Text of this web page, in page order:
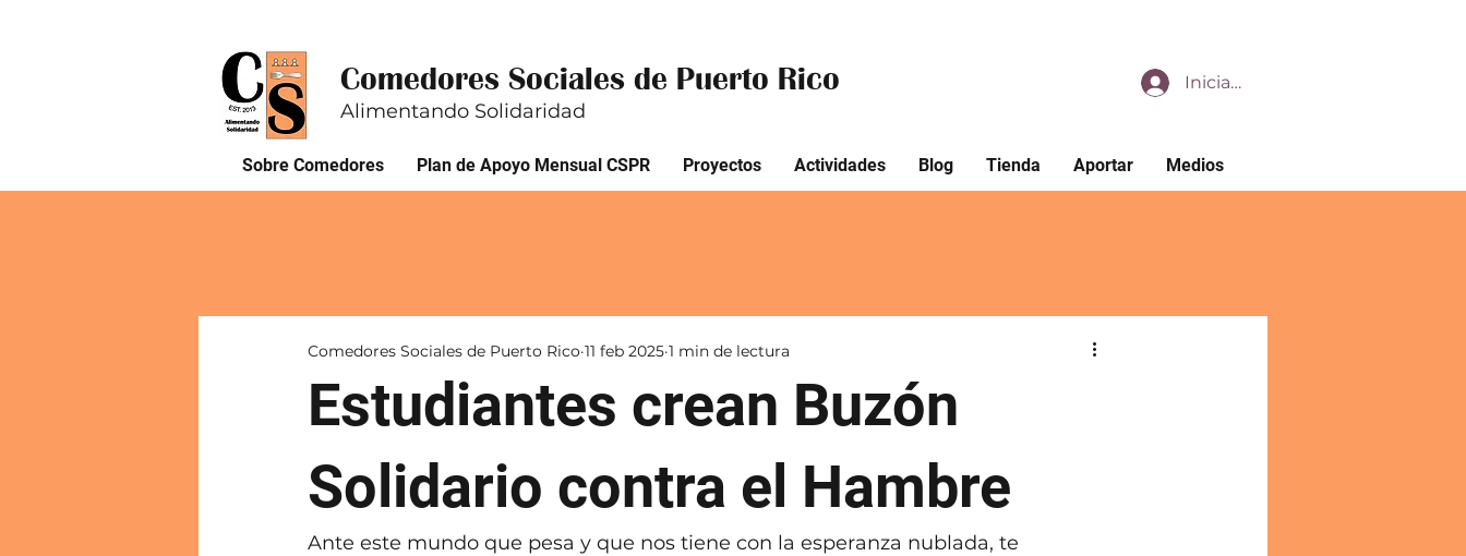
Comedores Sociales de Puerto Rico
Alimentando Solidaridad
Iniciar sesión
Sobre Comedores Plan de Apoyo Mensual CSPR Proyectos Actividades Blog Tienda Aportar Medios
Estudiantes crean Buzón
Solidario contra el Hambre
Comedores Sociales de Puerto Rico 11 feb 2025 1 min de lectura
Ante este mundo que pesa y que nos tiene con la esperanza nublada, te